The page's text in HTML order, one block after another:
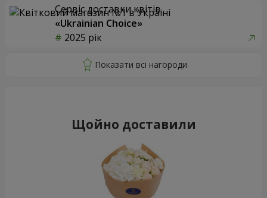
Сервіс доставки квітів
«Ukrainian Choice»
2025 рік
Щойно доставили